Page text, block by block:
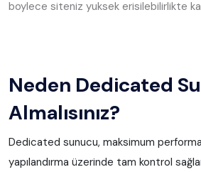
boylece siteniz yuksek erisilebilirlikte
Neden Dedicated
Almalısınız?
Dedicated sunucu, maksimum
yapılandırma üzerinde tam kontrol